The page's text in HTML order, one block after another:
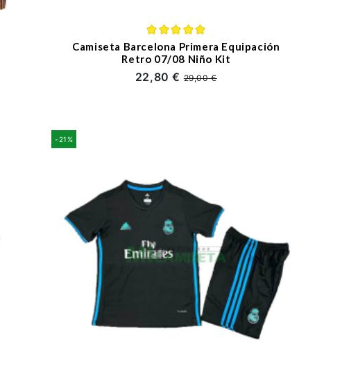
Camiseta Barcelona Primera Equipación
Retro 07/08 Niño Kit
22,80 €29,00 €
-21%